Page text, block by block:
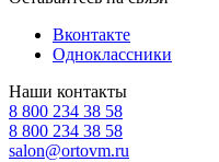
Вконтакте
Одноклассники
Наши контакты
8 800 234 38 58
8 800 234 38 58
salon@ortovm.ru